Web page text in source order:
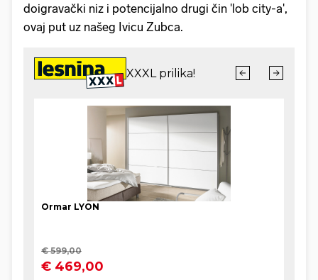
doigravački niz i potencijalno drugi čin 'lob city-a',
ovaj put uz našeg Ivicu Zubca.